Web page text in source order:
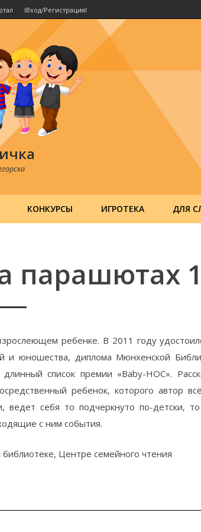
IВход/РегистрацияI
КОНКУРСЫ ИГРОТЕКА ДЛЯ
парашютах
ребенке. В 2011 году
и юношества, диплома Мюнхенской
список премии «Ваbу-НОС».
ребенок, которого автор
себя то подчеркнуто по-детски,
с ним события.
Центре семейного чтения